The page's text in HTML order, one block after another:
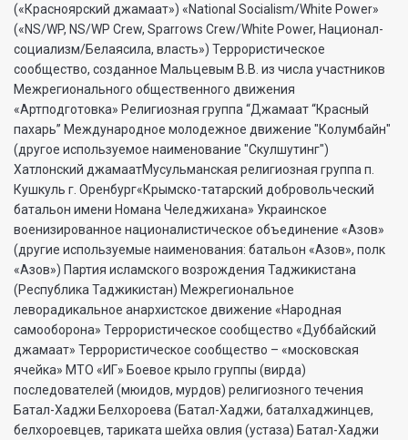
(«Красноярский джамаат») «National Socialism/White Power»
(«NS/WP, NS/WP Crew, Sparrows Crew/White Power, Национал-
социализм/Белаясила, власть») Террористическое
сообщество, созданное Мальцевым В.В. из числа участников
Межрегионального общественного движения
«Артподготовка» Религиозная группа “Джамаат “Красный
пахарь” Международное молодежное движение "Колумбайн"
(другое используемое наименование "Скулшутинг")
Хатлонский джамаатМусульманская религиозная группа п.
Кушкуль г. Оренбург«Крымско-татарский добровольческий
батальон имени Номана Челеджихана» Украинское
военизированное националистическое объединение «Азов»
(другие используемые наименования: батальон «Азов», полк
«Азов») Партия исламского возрождения Таджикистана
(Республика Таджикистан) Межрегиональное
леворадикальное анархистское движение «Народная
самооборона» Террористическое сообщество «Дуббайский
джамаат» Террористическое сообщество – «московская
ячейка» МТО «ИГ» Боевое крыло группы (вирда)
последователей (мюидов, мурдов) религиозного течения
Батал-Хаджи Белхороева (Батал-Хаджи, баталхаджинцев,
белхороевцев, тариката шейха овлия (устаза) Батал-Хаджи